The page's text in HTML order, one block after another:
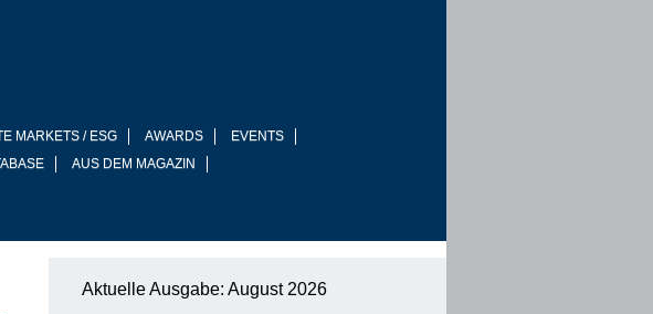
MARKETS / ESG AWARDS
EVENTS
AUS DEM MAGAZIN
Aktuelle Ausgabe: August 2026